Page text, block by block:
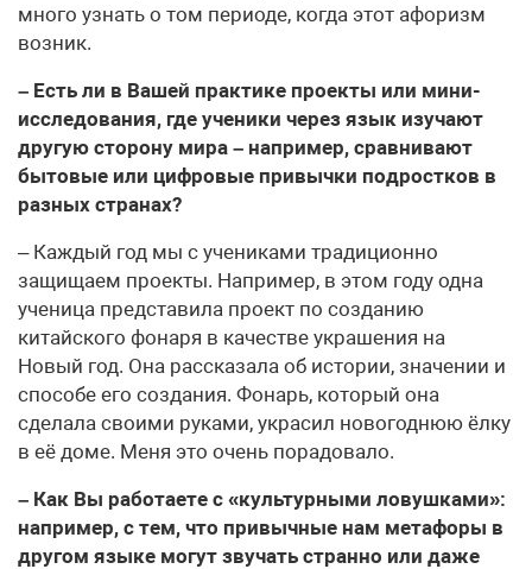
много узнать о том периоде, когда этот афоризм
возник.
– Есть ли в Вашей практике проекты или мини-
исследования, где ученики через язык изучают
другую сторону мира – например, сравнивают
бытовые или цифровые привычки подростков в
разных странах?
– Каждый год мы с учениками традиционно
защищаем проекты. Например, в этом году одна
ученица представила проект по созданию
китайского фонаря в качестве украшения на
Новый год. Она рассказала об истории, значении и
способе его создания. Фонарь, который она
сделала своими руками, украсил новогоднюю ёлку
в её доме. Меня это очень порадовало.
– Как Вы работаете с «культурными ловушками»:
например, с тем, что привычные нам метафоры в
другом языке могут звучать странно или даже